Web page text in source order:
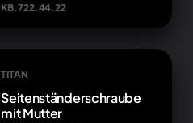
KB.722.44.22
TITAN
Seitenständerschraube
mit Mutter